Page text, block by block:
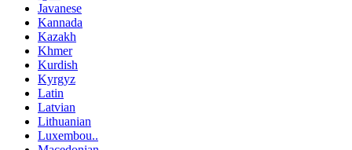
Javanese
Kannada
Kazakh
Khmer
Kurdish
Kyrgyz
Latin
Latvian
Lithuanian
Luxembou..